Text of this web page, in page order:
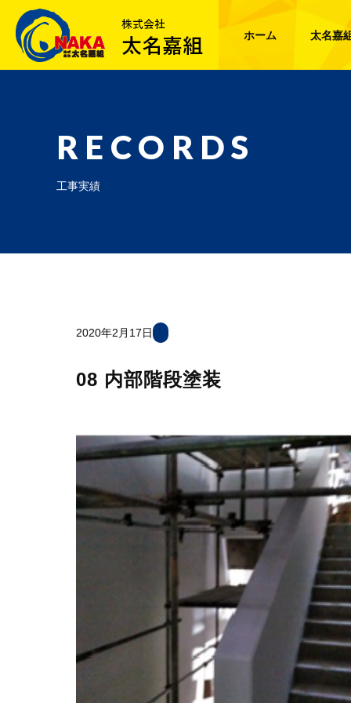
ホーム 太名嘉
RECORDS
工事実績
2020年2月17日
08 内部階段塗装